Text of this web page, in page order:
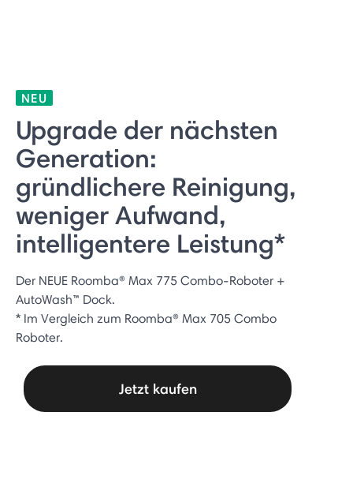
NEU
Upgrade der nächsten
Generation:
gründlichere Reinigung,
weniger Aufwand,
intelligentere Leistung*
Der NEUE Roomba® Max 775 Combo-Roboter +
AutoWash™ Dock.
* Im Vergleich zum Roomba® Max 705 Combo
Roboter.
Jetzt kaufen